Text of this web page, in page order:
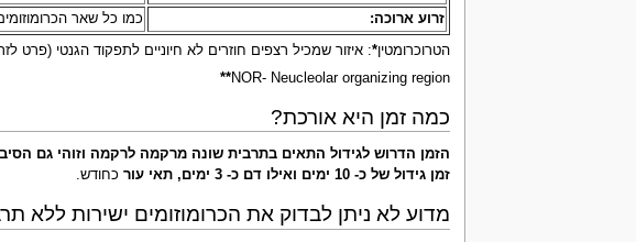
זרוע ארוכה:
כמו כל שאר
הטרוכרומטין*: איזור שמכיל רצפים חוזרים לא חיוניים לתפקוד הגנטי (פרט
NOR- Neucleolar organizing region
**
כמה זמן היא אורכת?
הזמן הדרוש לגידול התאים בתרבית שונה מרקמה לרקמה וזוהי גם
זמן גידול של כ- 10 ימים ואילו דם כ- 3 ימים, תאי עור
כחודש.
מדוע לא ניתן לבדוק את הכרומוזומים ישירות ללא